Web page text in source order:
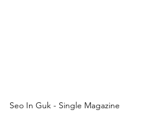
Seo In Guk - Single Magazine